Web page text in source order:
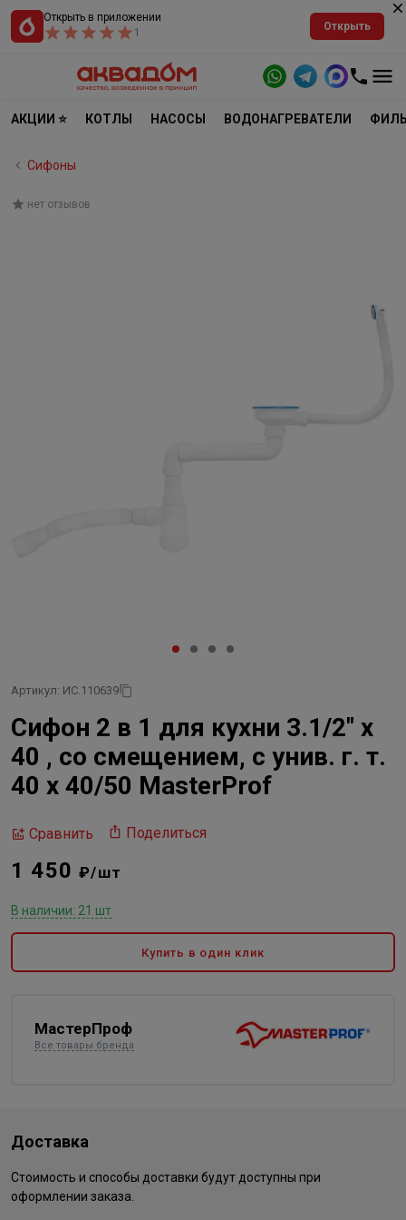
Открыть в приложении
1
Открыть
АКЦИИ ⭐ КОТЛЫ НАСОСЫ ВОДОНАГРЕВАТЕЛИ
Сифоны
нет отзывов
Артикул: ИС.110639
Сифон 2 в 1 для кухни 3.1/2" х
40 , со смещением, с унив. г. т.
40 х 40/50 MasterProf
Сравнить Поделиться
1 450₽/шт
В наличии: 21 шт
Купить в один клик
МастерПроф
Все товары бренда
Доставка
Стоимость и способы доставки будут доступны при
оформлении заказа.